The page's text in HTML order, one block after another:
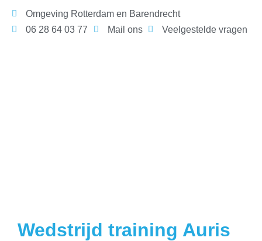
Omgeving Rotterdam en Barendrecht
06 28 64 03 77
Mail ons Veelgestelde vragen
Wedstrijd training Auris